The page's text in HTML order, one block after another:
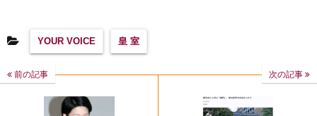
YOUR VOICE 皇 室
前の記事 次の記事